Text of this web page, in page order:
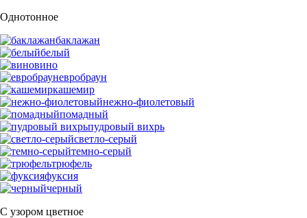
Однотонное
баклажан
белый
вино
евробраун
кашемир
нежно-фиолетовый
помадный
пудровый вихрь
светло-серый
темно-серый
трюфель
фуксия
черный
С узором цветное